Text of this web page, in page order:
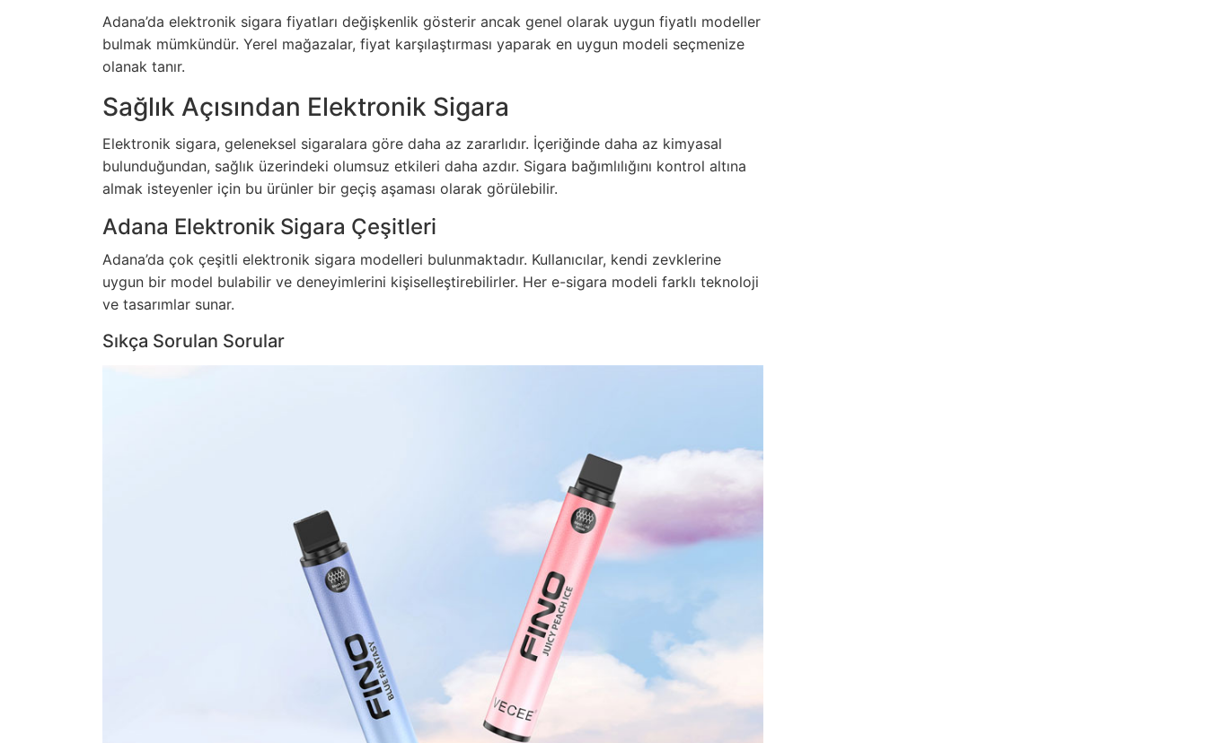
Adana’da elektronik sigara fiyatları değişkenlik gösterir ancak genel olarak uygun fiyatlı modeller
bulmak mümkündür. Yerel mağazalar, fiyat karşılaştırması yaparak en uygun modeli seçmenize
olanak tanır.
Sağlık Açısından Elektronik Sigara
Elektronik sigara, geleneksel sigaralara göre daha az zararlıdır. İçeriğinde daha az kimyasal
bulunduğundan, sağlık üzerindeki olumsuz etkileri daha azdır. Sigara bağımlılığını kontrol altına
almak isteyenler için bu ürünler bir geçiş aşaması olarak görülebilir.
Adana Elektronik Sigara Çeşitleri
Adana’da çok çeşitli elektronik sigara modelleri bulunmaktadır. Kullanıcılar, kendi zevklerine
uygun bir model bulabilir ve deneyimlerini kişiselleştirebilirler. Her e-sigara modeli farklı teknoloji
ve tasarımlar sunar.
Sıkça Sorulan Sorular